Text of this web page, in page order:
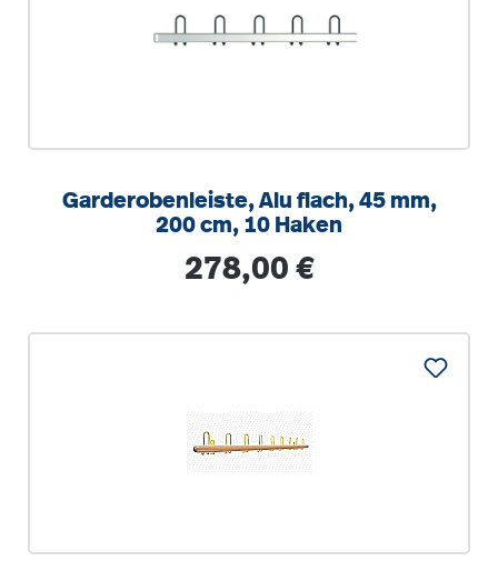
Garderobenleiste, Alu flach, 45 mm,
200 cm, 10 Haken
Regulärer Preis:
278,00 €